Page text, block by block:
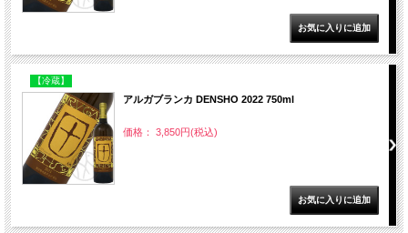
【冷蔵】
アルガブランカ DENSHO 2022 750ml
価格： 3,850円(税込)